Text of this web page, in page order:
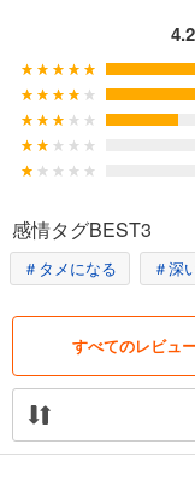
4.2
感情タグBEST3
＃タメになる ＃深
すべてのレビュ